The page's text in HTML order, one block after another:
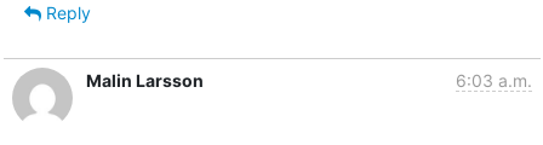
Reply
Malin Larsson 6:03 a.m.